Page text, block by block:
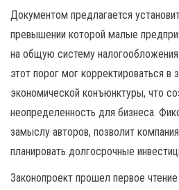
Документом предлагается
превышении которой малые
на общую систему
этот порог мог корректироваться в
экономической конъюнктуры, что
неопределенность для бизнеса.
замыслу авторов, позволит
планировать долгосрочные
Законопроект прошел первое